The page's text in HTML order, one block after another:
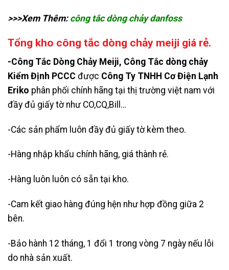
>>>Xem Thêm: công tắc dòng chảy danfoss
Tổng kho công tắc dòng chảy meiji giá rẻ.
-Công Tắc Dòng Chảy Meiji, Công Tắc dòng chảy
Kiểm Định PCCC được Công Ty TNHH Cơ Điện Lạnh
Eriko phân phối chính hãng tại thị trường việt nam với
đầy đủ giấy tờ như CO,CQ,Bill…
-Các sản phẩm luôn đầy đủ giấy tờ kèm theo.
-Hàng nhập khẩu chính hãng, giá thành rẻ.
-Hàng luôn luôn có sẵn tại kho.
-Cam kết giao hàng đúng hện như hợp đồng giữa 2
bên.
-Bảo hành 12 tháng, 1 đổi 1 trong vòng 7 ngày nếu lỗi
do nhà sản xuất.